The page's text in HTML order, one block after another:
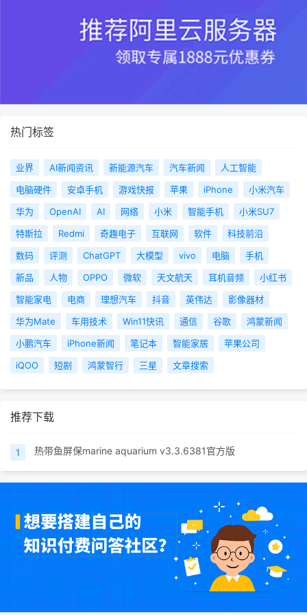
热门标签
业界 AI新闻资讯 新能源汽车 汽车新闻
人工智能
电脑硬件
安卓手机 游戏快报 苹果 iPhone
小米汽车
华为
OpenAI AI 网络 小米 智能手机
小米SU7
特斯拉
Redmi 奇趣电子 互联网 软件
科技前沿
数码
评测 ChatGPT 大模型 vivo 电脑
手机
新品
人物 OPPO 微软 天文航天 耳机音频
小红书
智能家电
电商 理想汽车 抖音 英伟达
影像器材
华为Mate
车用技术 Win11快讯 通信 谷歌
鸿蒙新闻
小鹏汽车
iPhone新闻 笔记本 智能家居
苹果公司
iQOO
短剧 鸿蒙智行 三星 文章搜索
推荐下载
1 热带鱼屏保marine aquarium v3.3.6381官方版